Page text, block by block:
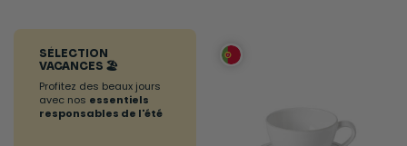
SÉLECTION
VACANCES 🏖️
Profitez des beaux jours
avec nos essentiels
responsables de l'été